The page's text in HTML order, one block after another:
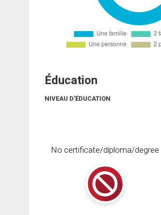
Éducation
NIVEAU D'ÉDUCATION
No certificate/diploma/degree